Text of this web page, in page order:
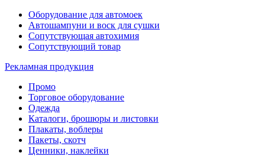
Оборудование для автомоек
Автошампуни и воск для сушки
Сопутствующая автохимия
Сопутствующий товар
Рекламная продукция
Промо
Торговое оборудование
Одежда
Каталоги, брошюры и листовки
Плакаты, воблеры
Пакеты, скотч
Ценники, наклейки